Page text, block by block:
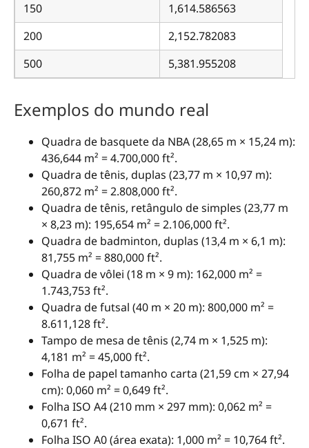
150
1,614.586563
200
2,152.782083
500
5,381.955208
Exemplos do mundo real
Quadra de basquete da NBA (28,65 m × 15,24 m):
436,644 m² = 4.700,000 ft².
Quadra de tênis, duplas (23,77 m × 10,97 m):
260,872 m² = 2.808,000 ft².
Quadra de tênis, retângulo de simples (23,77 m
× 8,23 m): 195,654 m² = 2.106,000 ft².
Quadra de badminton, duplas (13,4 m × 6,1 m):
81,755 m² = 880,000 ft².
Quadra de vôlei (18 m × 9 m): 162,000 m² =
1.743,753 ft².
Quadra de futsal (40 m × 20 m): 800,000 m² =
8.611,128 ft².
Tampo de mesa de tênis (2,74 m × 1,525 m):
4,181 m² = 45,000 ft².
Folha de papel tamanho carta (21,59 cm × 27,94
cm): 0,060 m² = 0,649 ft².
Folha ISO A4 (210 mm × 297 mm): 0,062 m² =
0,671 ft².
Folha ISO A0 (área exata): 1,000 m² = 10,764 ft².